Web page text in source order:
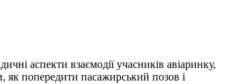
аспекти взаємодії учасників авіаринку,
як попередити пасажирський позов і